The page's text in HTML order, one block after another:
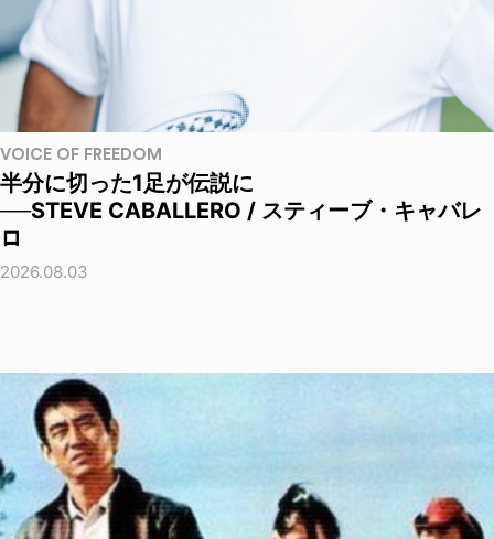
VOICE OF FREEDOM
半分に切った1足が伝説に
──STEVE CABALLERO / スティーブ・キャバレ
ロ
2026.08.03